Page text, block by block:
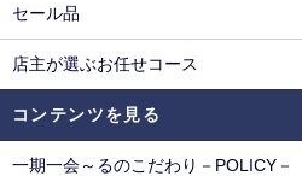
セール品
店主が選ぶお任せコース
コンテンツを見る
一期一会～るのこだわり－POLICY－